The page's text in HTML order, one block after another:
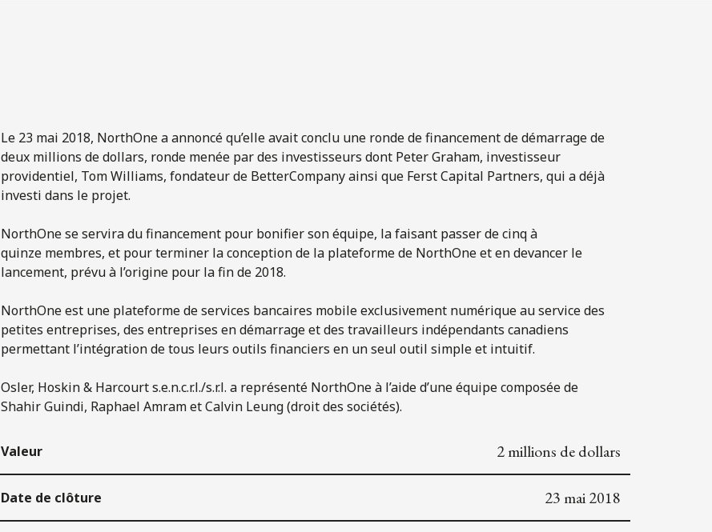
Le 23 mai 2018, NorthOne a annoncé qu’elle avait conclu une ronde de financement de démarrage de
deux millions de dollars, ronde menée par des investisseurs dont Peter Graham, investisseur
providentiel, Tom Williams, fondateur de BetterCompany ainsi que Ferst Capital Partners, qui a déjà
investi dans le projet.
NorthOne se servira du financement pour bonifier son équipe, la faisant passer de cinq à
quinze membres, et pour terminer la conception de la plateforme de NorthOne et en devancer le
lancement, prévu à l’origine pour la fin de 2018.
NorthOne est une plateforme de services bancaires mobile exclusivement numérique au service des
petites entreprises, des entreprises en démarrage et des travailleurs indépendants canadiens
permettant l’intégration de tous leurs outils financiers en un seul outil simple et intuitif.
Osler, Hoskin & Harcourt s.e.n.c.r.l./s.r.l. a représenté NorthOne à l’aide d’une équipe composée de
Shahir Guindi, Raphael Amram et Calvin Leung (droit des sociétés).
Valeur 2 millions de dollars
Date de clôture 23 mai 2018